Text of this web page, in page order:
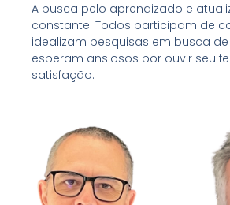
A busca pelo aprendizado e
constante. Todos participam de
idealizam pesquisas em busca
esperam ansiosos por ouvir seu
satisfação.